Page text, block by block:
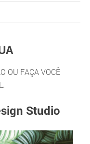
OU FAÇA VOCÊ
Studio